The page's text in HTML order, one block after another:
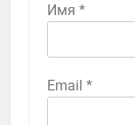
Имя *
Email *